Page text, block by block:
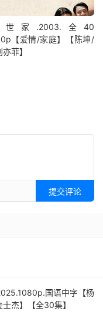
世家.2003.全40
【爱情/家庭】【陈坤/
菲】
提交评论
国语中字【杨
杰】【全30集】